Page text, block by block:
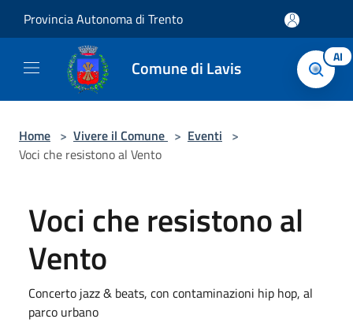
Provincia Autonoma di Trento
Comune di Lavis AI
Home > Vivere il Comune > Eventi >
Voci che resistono al Vento
Voci che resistono al
Vento
Concerto jazz & beats, con contaminazioni hip hop, al
parco urbano